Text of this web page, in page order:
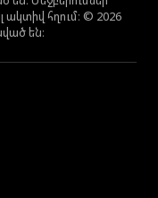
ակտիվ հղում։ © 2026
են։